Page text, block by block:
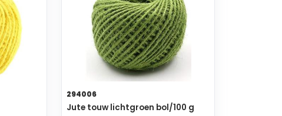
294006
Jute touw lichtgroen bol/100 g